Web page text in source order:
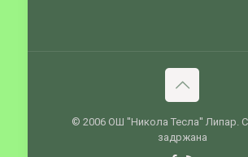
© 2006 ОШ ''Никола Тесла'' Липар.
задржана